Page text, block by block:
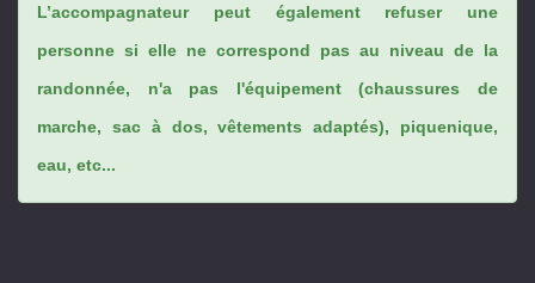
L’accompagnateur peut également refuser une
personne si elle ne correspond pas au niveau de la
randonnée, n'a pas l'équipement (chaussures de
marche, sac à dos, vêtements adaptés), piquenique,
eau, etc...